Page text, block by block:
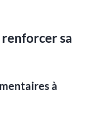
sa
à